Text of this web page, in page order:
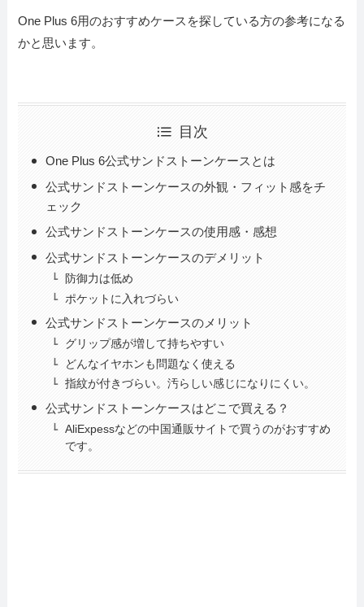
One Plus 6用のおすすめケースを探している方の参考になる
かと思います。
目次
One Plus 6公式サンドストーンケースとは
公式サンドストーンケースの外観・フィット感をチ
ェック
公式サンドストーンケースの使用感・感想
公式サンドストーンケースのデメリット
防御力は低め
ポケットに入れづらい
公式サンドストーンケースのメリット
グリップ感が増して持ちやすい
どんなイヤホンも問題なく使える
指紋が付きづらい。汚らしい感じになりにくい。
公式サンドストーンケースはどこで買える？
AliExpessなどの中国通販サイトで買うのがおすすめ
です。